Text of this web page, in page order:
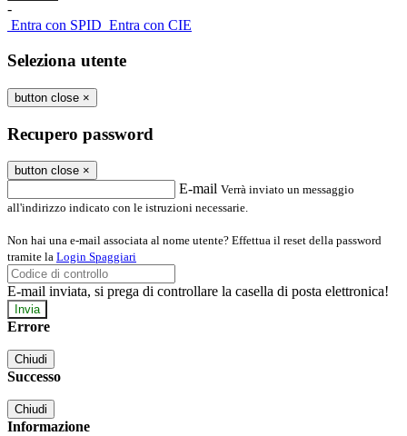
-
Entra con SPID Entra con CIE
Seleziona utente
button close ×
Recupero password
button close ×
E-mail Verrà inviato un messaggio
all'indirizzo indicato con le istruzioni necessarie.
Non hai una e-mail associata al nome utente? Effettua il reset della password
tramite la Login Spaggiari
E-mail inviata, si prega di controllare la casella di posta elettronica!
Errore
Chiudi
Successo
Chiudi
Informazione